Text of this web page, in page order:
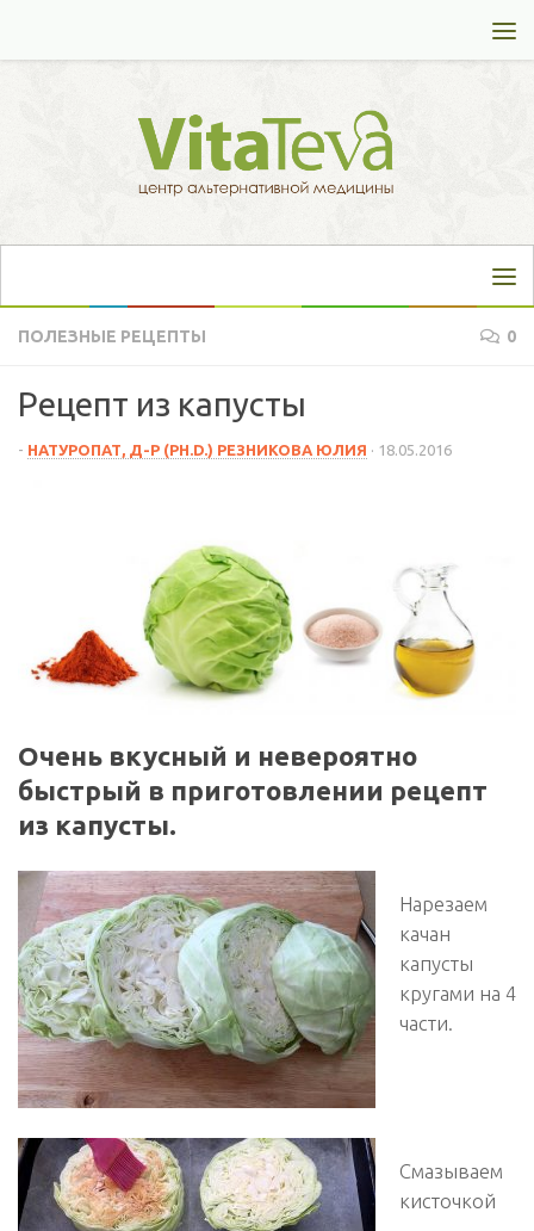
ПОЛЕЗНЫЕ РЕЦЕПТЫ 0
Рецепт из капусты
- НАТУРОПАТ, Д-Р (PH.D.) РЕЗНИКОВА ЮЛИЯ · 18.05.2016
Очень вкусный и невероятно
быстрый в приготовлении рецепт
из капусты.
Нарезаем
качан
капусты
кругами на 4
части.
Смазываем
кисточкой